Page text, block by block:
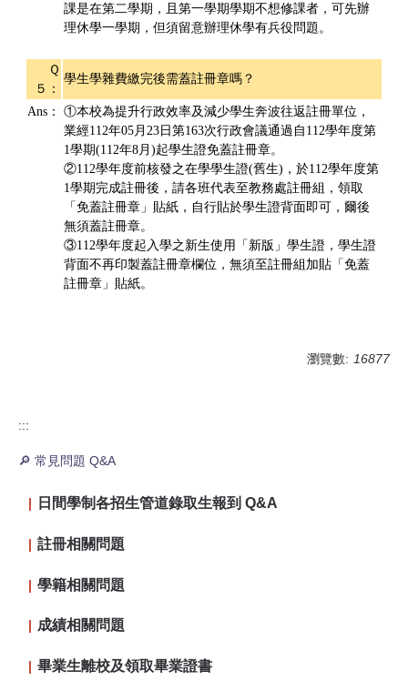
課是在第二學期，且第一學期學期不想修課者，可先辦
理休學一學期，但須留意辦理休學有兵役問題。
Ｑ
５：
學生學雜費繳完後需蓋註冊章嗎？
Ans：
①本校為提升行政效率及減少學生奔波往返註冊單位，
業經112年05月23日第163次行政會議通過自112學年度第
1學期(112年8月)起學生證免蓋註冊章。
②112學年度前核發之在學學生證(舊生)，於112學年度第
1學期完成註冊後，請各班代表至教務處註冊組，領取
「免蓋註冊章」貼紙，自行貼於學生證背面即可，爾後
無須蓋註冊章。
③112學年度起入學之新生使用「新版」學生證，學生證
背面不再印製蓋註冊章欄位，無須至註冊組加貼「免蓋
註冊章」貼紙。
瀏覽數: 16877
:::
🔎 常見問題 Q&A
日間學制各招生管道錄取生報到 Q&A
註冊相關問題
學籍相關問題
成績相關問題
畢業生離校及領取畢業證書